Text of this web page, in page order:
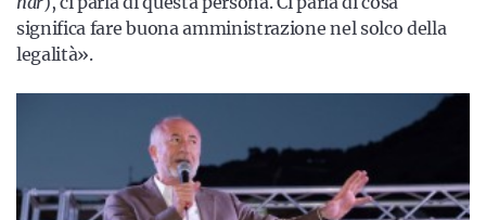
significa fare buona amministrazione nel solco della
legalità».